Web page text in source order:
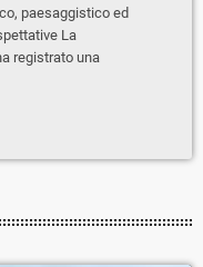
paesaggistico ed
La
registrato una